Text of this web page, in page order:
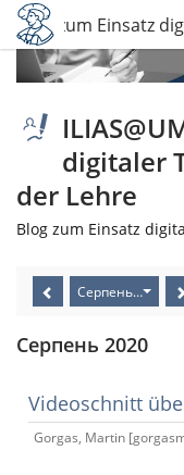
Blog zum Einsatz
digitaler
der Lehre
Blog zum Einsatz
Серпень 2020
Серпень 2020
Videoschnitt
Gorgas, Martin